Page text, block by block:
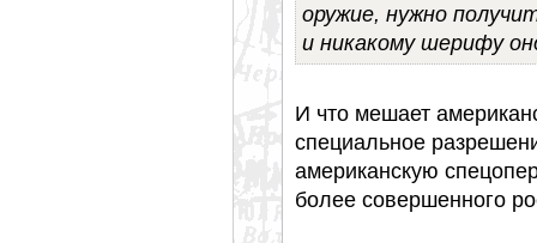
оружие, нужно
и никакому шерифу
И что мешает
специальное
американскую
более совершенного